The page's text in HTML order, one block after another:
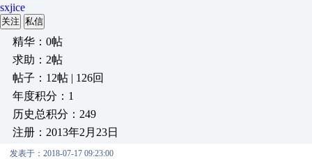
sxjice
关注 私信
精华：0帖
求助：2帖
帖子：12帖 | 126回
年度积分：1
历史总积分：249
注册：2013年2月23日
发表于：2018-07-17 09:23:00